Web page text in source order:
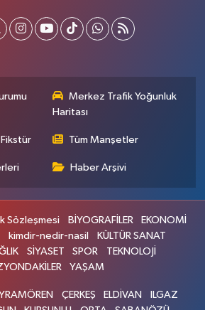
Merkez Trafik Yoğunluk
Haritası
Tüm Manşetler
Haber Arşivi
Sözleşmesi BİYOGRAFİLER
EKONOMİ
kimdir-nedir-nasil
KÜLTÜR SANAT
SİYASET SPOR
TEKNOLOJİ
YAŞAM
ÇERKEŞ ELDİVAN
ILGAZ